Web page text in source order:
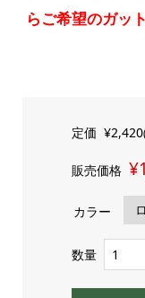
らご希望のガッ
定価 ¥2,420
販売価格
カラー
数量